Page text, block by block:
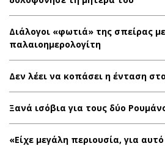
Διάλογοι «φωτιά» της σπείρας
παλαιοημερολογίτη
Δεν λέει να κοπάσει η ένταση
Ξανά ισόβια για τους δύο
«Είχε μεγάλη περιουσία, για